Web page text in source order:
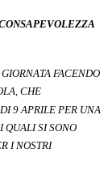
FACENDO
CHE
9 APRILE PER UNA
QUALI SI SONO
I NOSTRI